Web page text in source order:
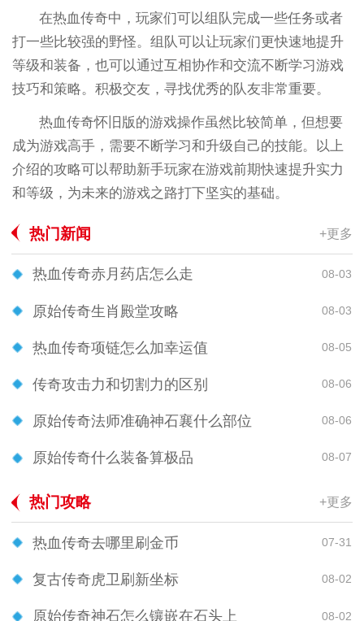
在热血传奇中，玩家们可以组队完成一些任务或者
打一些比较强的野怪。组队可以让玩家们更快速地提升
等级和装备，也可以通过互相协作和交流不断学习游戏
技巧和策略。积极交友，寻找优秀的队友非常重要。
热血传奇怀旧版的游戏操作虽然比较简单，但想要
成为游戏高手，需要不断学习和升级自己的技能。以上
介绍的攻略可以帮助新手玩家在游戏前期快速提升实力
和等级，为未来的游戏之路打下坚实的基础。
热门新闻 +更多
热血传奇赤月药店怎么走 08-03
原始传奇生肖殿堂攻略 08-03
热血传奇项链怎么加幸运值 08-05
传奇攻击力和切割力的区别 08-06
原始传奇法师准确神石襄什么部位 08-06
原始传奇什么装备算极品 08-07
热门攻略 +更多
热血传奇去哪里刷金币 07-31
复古传奇虎卫刷新坐标 08-02
原始传奇神石怎么镶嵌在石头上 08-02